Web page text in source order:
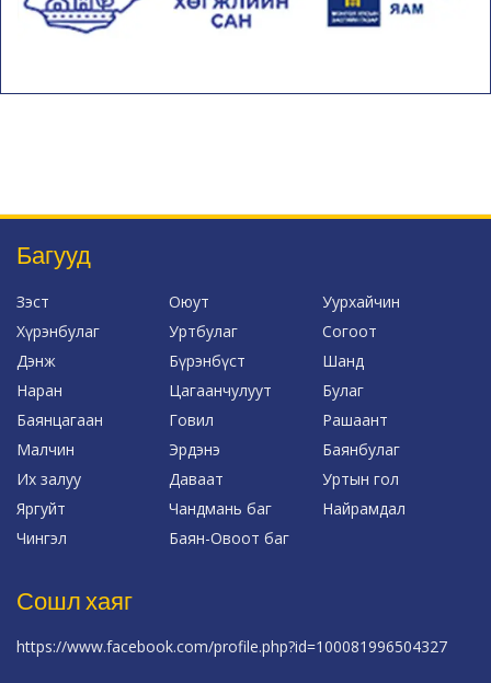
Багууд
Зэст Оюут
Уурхайчин
Хүрэнбулаг
Уртбулаг
Согоот
Дэнж
Бүрэнбүст
Шанд
Наран
Цагаанчулуут
Булаг
Баянцагаан
Говил
Рашаант
Малчин
Эрдэнэ
Баянбулаг
Их залуу
Даваат
Уртын гол
Яргуйт
Чандмань баг
Найрамдал
Чингэл
Баян-Овоот баг
Сошл хаяг
https://www.facebook.com/profile.php?id=100081996504327